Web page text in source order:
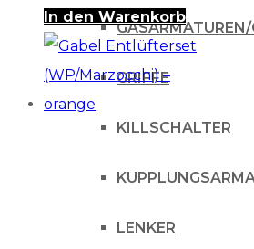
GRIFFE
KILLSCHALTER
LENKER
In den Warenkorb